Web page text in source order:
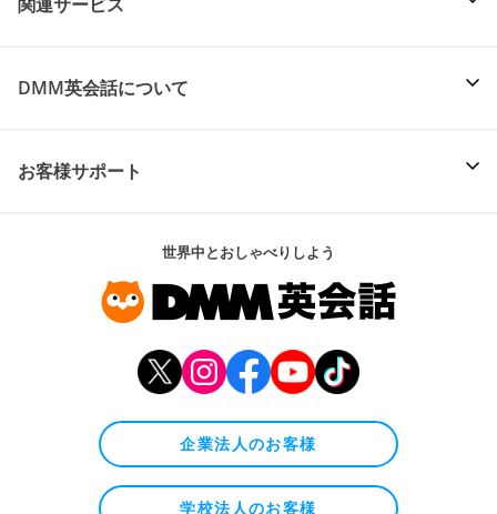
DMM英会話について
お客様サポート
世界中とおしゃべりしよう
企業法人のお客様
学校法人のお客様